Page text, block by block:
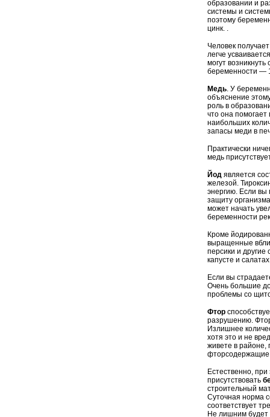
образовании и
системы и
поэтому
цинк. .
Человек
легче
могут
беременности —
Медь. У
объяснение
роль в
что она помогает
наибольших
запасы меди в
Практически
медь
Йод является
железой.
энергию. Если вы
защиту
может начать
беременности
Кроме
выращенные
персики и
капусте и
Если вы
Очень большие
проблемы со
Фтор
разрушению.
Излишнее
хотя это и не
живете в районе,
фторсодержащие
Естественно,
присутствовать
строительный
Суточная норма
соответствует
Не лишним будет